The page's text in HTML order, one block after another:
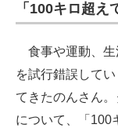
「100キロ超え
食事や運動、生
を試行錯誤して
てきたのんさん
について、「100